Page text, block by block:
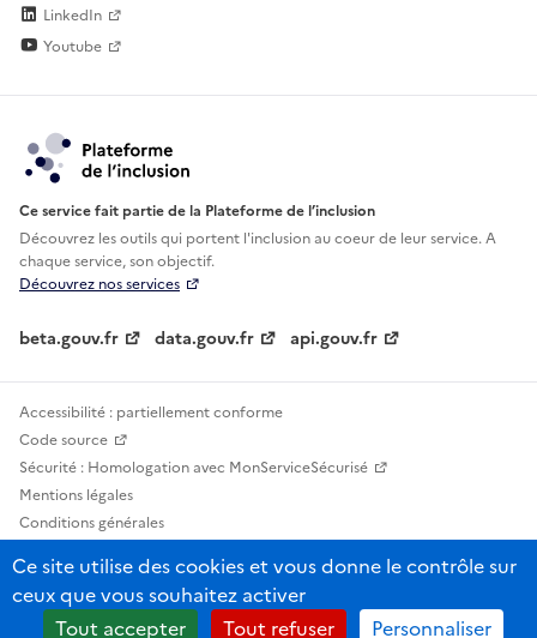
LinkedIn
Youtube
Ce service fait partie de la Plateforme de l’inclusion
Découvrez les outils qui portent l'inclusion aucoeur de leur service. A
chaque service, son objectif.
Découvrez nos services
beta.gouv.fr data.gouv.fr api.gouv.fr
Accessibilité : partiellement conforme
Code source
Sécurité : Homologation avec MonServiceSécurisé
Mentions légales
Conditions générales
Statistiques, lexiques et indicateurs
Sauf mention contraire, tous les contenus de ce site sont sous licence
etalab-2.0
Ce site utilise des cookies et vous donne le contrôle sur
ceux que vous souhaitez activer
Tout accepter
Tout refuser Personnaliser